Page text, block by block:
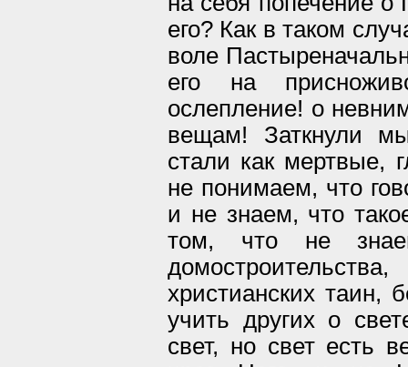
его? Как в таком
воле
его на
ослепление! о
вещам! Заткнули
стали как мертвые,
не понимаем, что
и не знаем, что
том, что не
христианских таин,
учить других о
свет, но свет есть